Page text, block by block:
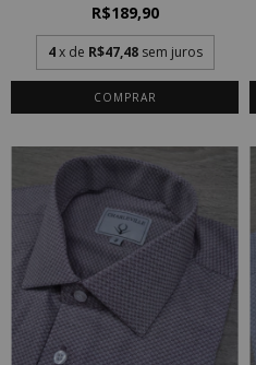
R$189,90
4 x de R$47,48 sem juros
COMPRAR